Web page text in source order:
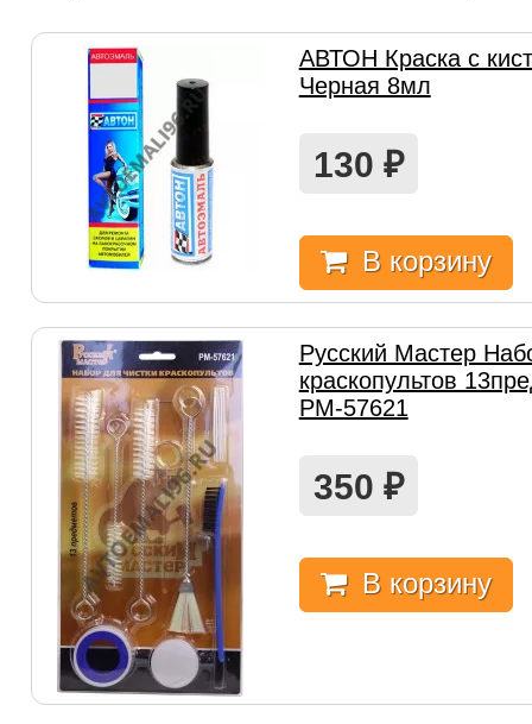
АВТОН Краска с
Черная 8мл
130 ₽
В корзину
Русский Мастер
краскопультов
РМ-57621
350 ₽
В корзину